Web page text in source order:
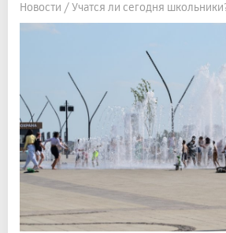
Новости / Учатся ли сегодня